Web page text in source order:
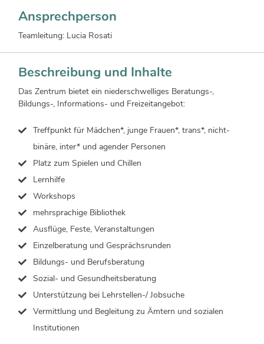
Ansprechperson
Teamleitung: Lucia Rosati
Beschreibung und Inhalte
Das Zentrum bietet ein niederschwelliges Beratungs-,
Bildungs-, Informations- und Freizeitangebot:
Treffpunkt für Mädchen*, junge Frauen*, trans*, nicht-
binäre, inter* und agender Personen
Platz zum Spielen und Chillen
Lernhilfe
Workshops
mehrsprachige Bibliothek
Ausflüge, Feste, Veranstaltungen
Einzelberatung und Gesprächsrunden
Bildungs- und Berufsberatung
Sozial- und Gesundheitsberatung
Unterstützung bei Lehrstellen-/ Jobsuche
Vermittlung und Begleitung zu Ämtern und sozialen
Institutionen